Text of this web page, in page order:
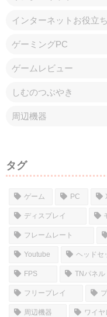
インターネットお役立ち
ゲーミングPC
ゲームレビュー
しむのつぶやき
周辺機器
タグ
ゲーム PC
ディスプレイ
フレームレート
Youtube ヘッドセ
FPS TNパネル
フリープレイ
周辺機器 ワイヤ